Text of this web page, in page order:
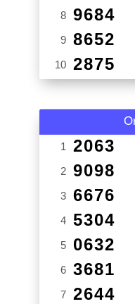
8 9684
9 8652
10 2875
1 2063
2 9098
3 6676
4 5304
5 0632
6 3681
7 2644